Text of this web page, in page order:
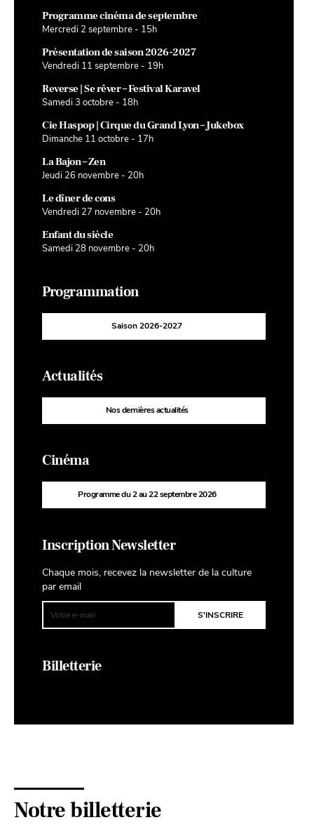
Programme cinéma de septembre
Mercredi 2 septembre - 15h
Présentation de saison 2026-2027
Vendredi 11 septembre - 19h
Reverse | Se rêver – Festival Karavel
Samedi 3 octobre - 18h
Cie Haspop | Cirque du Grand Lyon – Jukebox
Dimanche 11 octobre - 17h
La Bajon – Zen
Jeudi 26 novembre - 20h
Le dîner de cons
Vendredi 27 novembre - 20h
Enfant du siècle
Samedi 28 novembre - 20h
Programmation
Saison 2026-2027
Actualités
Nos dernières actualités
Cinéma
Programme du 2 au 22 septembre 2026
Inscription Newsletter
Chaque mois, recevez la newsletter de la culture
par email
Billetterie
Notre billetterie